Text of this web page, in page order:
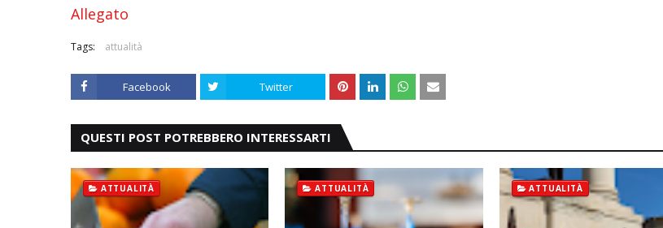
Allegato
Tags: attualità
Facebook Twitter
QUESTI POST POTREBBERO INTERESSARTI
ATTUALITÀ ATTUALITÀ ATTUALITÀ